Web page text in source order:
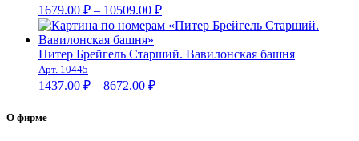
1679.00 ₽ – 10509.00 ₽Диапазон
цен:
–
Питер Брейгель Старший. Вавилонская башня
Арт. 10445
1437.00 ₽ – 8672.00 ₽Диапазон
О фирме